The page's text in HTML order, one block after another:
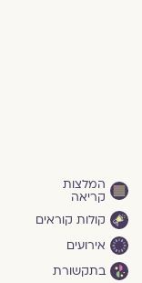
המלצות
קריאה
קולות קוראים
אירועים
בתקשורת